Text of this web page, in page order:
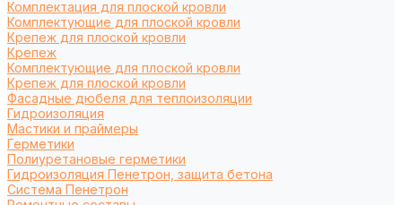
Комплектация для плоской кровли
Комплектующие для плоской кровли
Крепеж для плоской кровли
Крепеж
Комплектующие для плоской кровли
Крепеж для плоской кровли
Фасадные дюбеля для теплоизоляции
Гидроизоляция
Мастики и праймеры
Герметики
Полиуретановые герметики
Гидроизоляция Пенетрон, защита бетона
Система Пенетрон